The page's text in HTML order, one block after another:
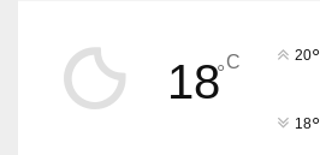
18°C 20°
18°